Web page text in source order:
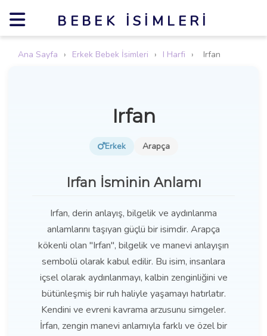
BEBEK İSIMLERI
Ana Sayfa › Erkek Bebek İsimleri › I Harfi › Irfan
Irfan
Erkek Arapça
Irfan İsminin Anlamı
Irfan, derin anlayış, bilgelik ve aydınlanma
anlamlarını taşıyan güçlü bir isimdir. Arapça
kökenli olan "Irfan", bilgelik ve manevi anlayışın
sembolü olarak kabul edilir. Bu isim, insanlara
içsel olarak aydınlanmayı, kalbin zenginliğini ve
bütünleşmiş bir ruh haliyle yaşamayı hatırlatır.
Kendini ve evreni kavrama arzusunu simgeler.
İrfan, zengin manevi anlamıyla farklı ve özel bir